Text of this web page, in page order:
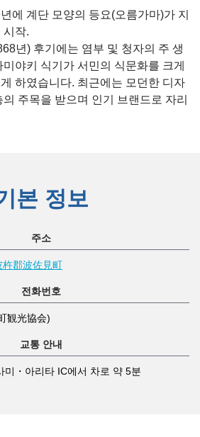
에 계단 모양의 등요(오름가마)가 지
작.
년) 후기에는 염부 및 청자의 주 생
야키 식기가 서민의 식문화를 크게
하였습니다. 최근에는 모던한 디자
주목을 받으며 인기 브랜드로 자리
본 정보
주소
郡波佐見町
전화번호
観光協会)
교통 안내
미・아리타 IC에서 차로 약 5분